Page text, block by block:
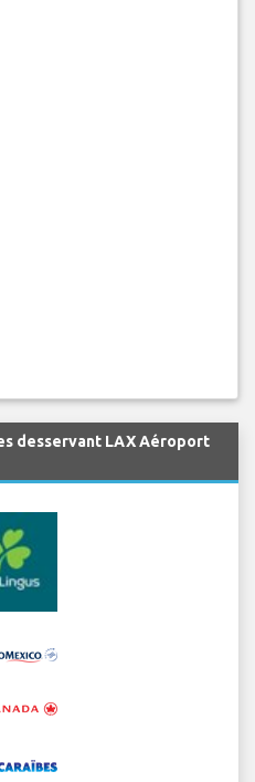
desservant LAX Aéroport